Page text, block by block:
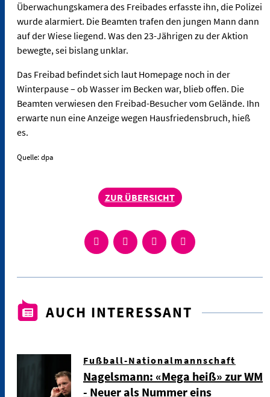
Überwachungskamera des Freibades erfasste ihn, die Polizei
wurde alarmiert. Die Beamten trafen den jungen Mann dann
auf der Wiese liegend. Was den 23-Jährigen zu der Aktion
bewegte, sei bislang unklar.
Das Freibad befindet sich laut Homepage noch in der
Winterpause – ob Wasser im Becken war, blieb offen. Die
Beamten verwiesen den Freibad-Besucher vom Gelände. Ihn
erwarte nun eine Anzeige wegen Hausfriedensbruch, hieß
es.
Quelle: dpa
ZUR ÜBERSICHT
AUCH INTERESSANT
Fußball-Nationalmannschaft
Nagelsmann: «Mega heiß» zur WM
- Neuer als Nummer eins